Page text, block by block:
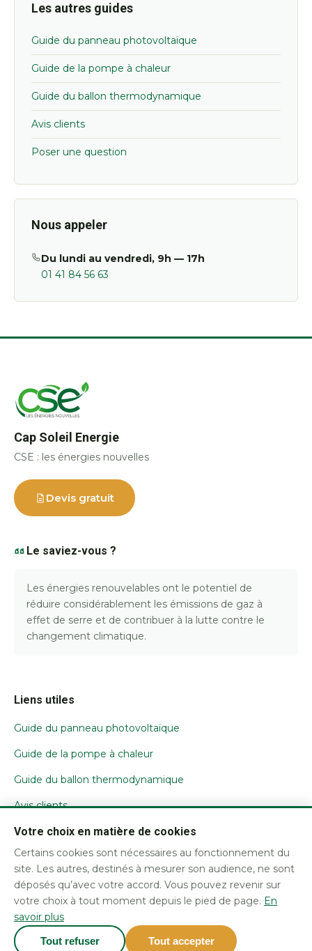
Les autres guides
Guide du panneau photovoltaïque
Guide de la pompe à chaleur
Guide du ballon thermodynamique
Avis clients
Poser une question
Nous appeler
Du lundi au vendredi, 9h — 17h
01 41 84 56 63
Cap Soleil Energie
CSE : les énergies nouvelles
Devis gratuit
Le saviez-vous ?
Les énergies renouvelables ont le potentiel de
réduire considérablement les émissions de gaz à
effet de serre et de contribuer à la lutte contre le
changement climatique.
Liens utiles
Guide du panneau photovoltaïque
Guide de la pompe à chaleur
Guide du ballon thermodynamique
Avis clients
Nous contacter
Mentions légales / CGU
Confidentialité et cookies
Votre choix en matière de cookies
Certains cookies sont nécessaires au fonctionnement du
site. Les autres, destinés à mesurer son audience, ne sont
déposés qu’avec votre accord. Vous pouvez revenir sur
votre choix à tout moment depuis le pied de page. En
savoir plus
Tout refuser Tout accepter